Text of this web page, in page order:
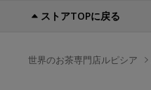
ストアTOPに戻る
世界のお茶専門店ルピシア